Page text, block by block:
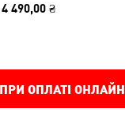
4 490,00 ₴
ОПЛАТІ ОНЛАЙН